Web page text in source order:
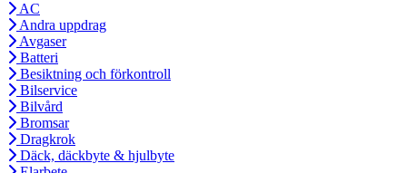
AC
Andra uppdrag
Avgaser
Batteri
Besiktning och förkontroll
Bilservice
Bilvård
Bromsar
Dragkrok
Däck, däckbyte & hjulbyte